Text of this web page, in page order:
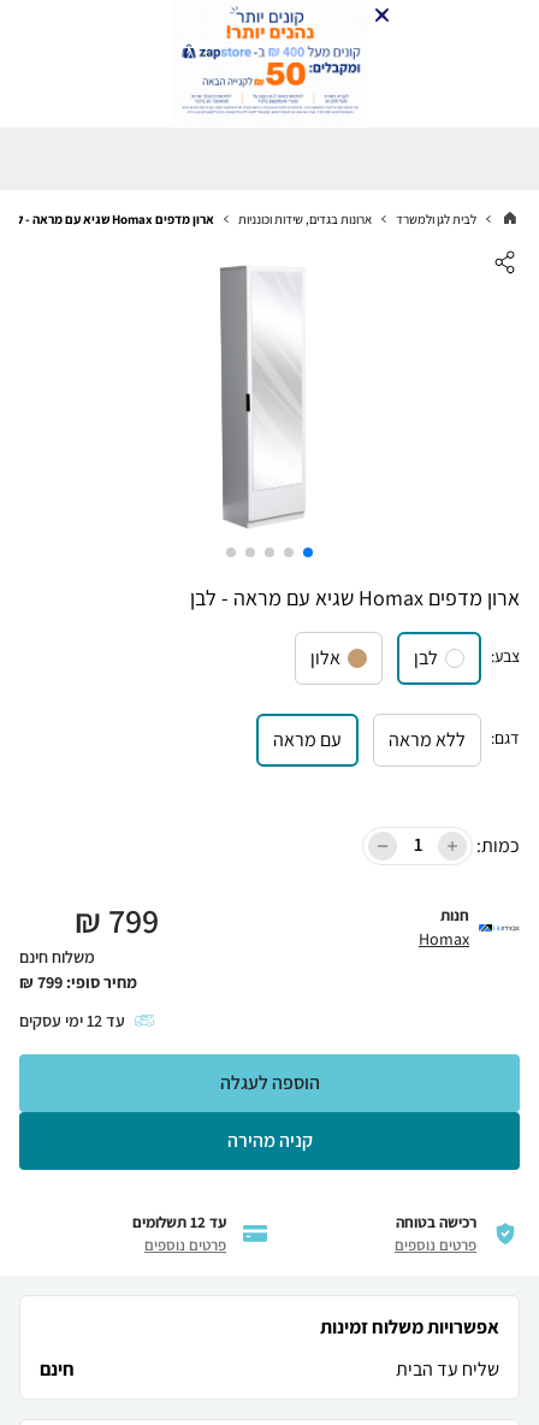
לבית לגן ולמשרד ארונות בגדים, שידות וכונניות ארון מדפים Homax שגיא עם מראה - לבן
ארון מדפים Homax שגיא עם מראה - לבן
צבע: לבן אלון
דגם: ללא מראה עם מראה
כמות:
חנות
Homax
799
₪
משלוח חינם
מחיר סופי: 799
₪
עד 12 ימי עסקים
קניה מהירה
הוספה לעגלה
רכישה בטוחה
פרטים נוספים
עד 12 תשלומים
פרטים נוספים
אפשרויות משלוח זמינות
שליח עד הבית
חינם